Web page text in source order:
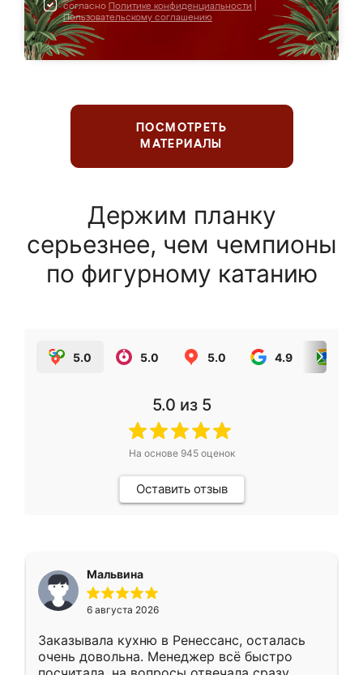
согласно Политике конфиденциальности
Пользовательскому соглашению
ПОСМОТРЕТЬ
МАТЕРИАЛЫ
Держим планку
серьезнее, чем чемпионы
по фигурному катанию
5.0 5.0 5.0 4.9
5.0 из 5
На основе 945оценок
Оставить отзыв
Мальвина
6 августа 2026
Заказывала кухню в Ренессанс, осталась
очень довольна. Менеджер всё быстро